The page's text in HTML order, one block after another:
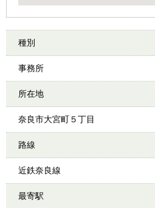
種別
事務所
所在地
奈良市大宮町５丁目
路線
近鉄奈良線
最寄駅